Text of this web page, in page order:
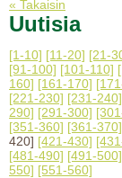
« Takaisin
Uutisia
[1-10] [11-20] [21-
[91-100] [101-110]
160] [161-170]
[221-230] [231-240]
290] [291-300]
[351-360] [361-370]
420] [421-430]
[481-490] [491-500]
550] [551-560]